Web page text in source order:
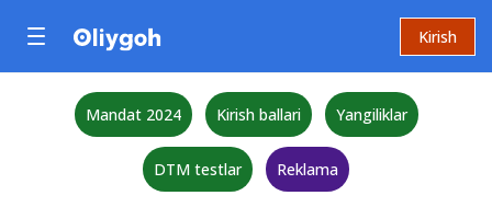
Kirish
Mandat 2024 Kirish ballari Yangiliklar
DTM testlar Reklama